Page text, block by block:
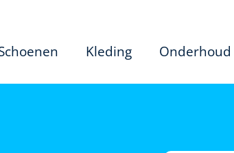
Kleding Onderhoud